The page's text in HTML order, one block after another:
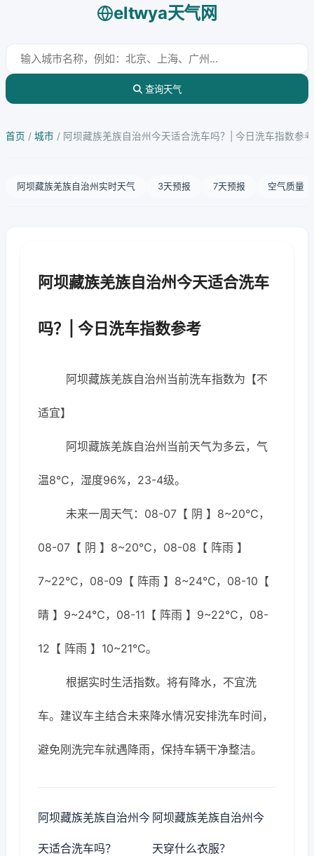
eltwya天气网
查询天气
首页 / 城市 / 阿坝藏族羌族自治州今天适合洗车吗？| 今日洗车指数参考
阿坝藏族羌族自治州实时天气 3天预报 7天预报 空气质量
阿坝藏族羌族自治州今天适合洗车
吗？| 今日洗车指数参考
阿坝藏族羌族自治州当前洗车指数为【不
适宜】
阿坝藏族羌族自治州当前天气为多云，气
温8℃，湿度96%，23-4级。
未来一周天气：08-07【 阴 】8~20℃，
08-07【 阴 】8~20℃，08-08【 阵雨 】
7~22℃，08-09【 阵雨 】8~24℃，08-10【
晴 】9~24℃，08-11【 阵雨 】9~22℃，08-
12【 阵雨 】10~21℃。
根据实时生活指数。将有降水，不宜洗
车。建议车主结合未来降水情况安排洗车时间，
避免刚洗完车就遇降雨，保持车辆干净整洁。
阿坝藏族羌族自治州今
天适合洗车吗？
阿坝藏族羌族自治州今
天穿什么衣服？